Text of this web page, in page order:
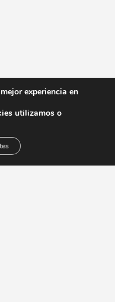
experiencia en
utilizamos o